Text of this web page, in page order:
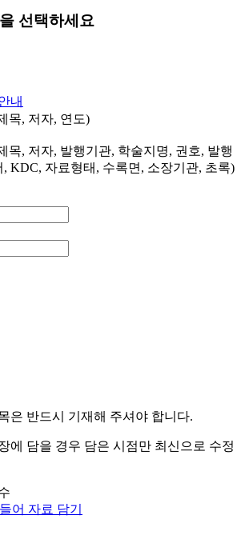
선택하세요
내
목, 저자, 연도)
목, 저자, 발행기관, 학술지명, 권호, 발행
, KDC, 자료형태, 수록면, 소장기관, 초록)
은 반드시 기재해 주셔야 합니다.
에 담을 경우 담은 시점만 최신으로 수정
어 자료 담기